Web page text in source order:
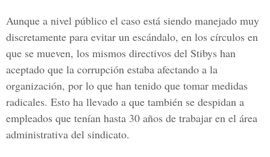
Aunque a nivel público el caso está siendo manejado muy
discretamente para evitar un escándalo, en los círculos en
que se mueven, los mismos directivos del Stibys han
aceptado que la corrupción estaba afectando a la
organización, por lo que han tenido que tomar medidas
radicales. Esto ha llevado a que también se despidan a
empleados que tenían hasta 30 años de trabajar en el área
administrativa del sindicato.